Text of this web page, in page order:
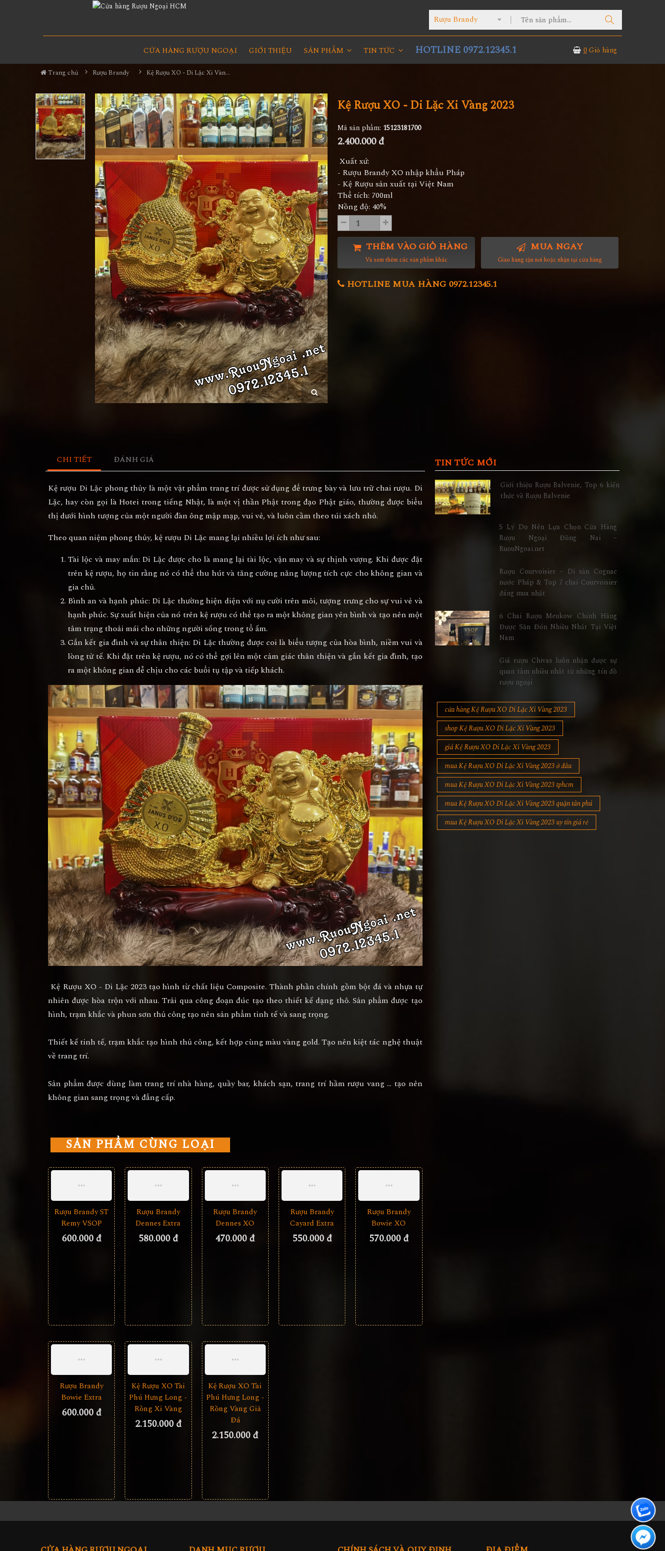
Rượu Brandy
CỬA HÀNG RƯỢU NGOẠI GIỚI THIỆU SẢN PHẨM TIN TỨC HOTLINE 0972.12345.1 0Giỏ hàng
Trang chủ Rượu Brandy Kệ Rượu XO - Di Lặc Xi Vàng 2023
Kệ Rượu XO - Di Lặc Xi Vàng 2023
Mã sản phẩm: 15123181700
2.400.000 đ
Xuất xứ:
- Rượu Brandy XO nhập khẩu Pháp
- Kệ Rượu sản xuất tại Việt Nam
Thể tích: 700ml
Nồng độ: 40%
THÊM VÀO GIỎ HÀNG
Và xem thêm các sản phẩm khác
MUA NGAY
Giao hàng tận nơi hoặc nhận tại cửa hàng
HOTLINE MUA HÀNG 0972.12345.1
CHI TIẾT ĐÁNH GIÁ
Kệ rượu Di Lặc phong thủy là một vật phẩm trang trí được sử dụng để trưng bày và lưu trữ chai rượu. Di
Lặc, hay còn gọi là Hotei trong tiếng Nhật, là một vị thần Phật trong đạo Phật giáo, thường được biểu
thị dưới hình tượng của một người đàn ông mập mạp, vui vẻ, và luôn cầm theo túi xách nhỏ.
Theo quan niệm phong thủy, kệ rượu Di Lặc mang lại nhiều lợi ích như sau:
Tài lộc và may mắn: Di Lặc được cho là mang lại tài lộc, vận may và sự thịnh vượng. Khi được đặt
trên kệ rượu, họ tin rằng nó có thể thu hút và tăng cường năng lượng tích cực cho không gian và
gia chủ.
Bình an và hạnh phúc: Di Lặc thường hiện diện với nụ cười trên môi, tượng trưng cho sự vui vẻ và
hạnh phúc. Sự xuất hiện của nó trên kệ rượu có thể tạo ra một không gian yên bình và tạo nên một
tâm trạng thoải mái cho những người sống trong tổ ấm.
Gắn kết gia đình và sự thân thiện: Di Lặc thường được coi là biểu tượng của hòa bình, niềm vui và
lòng tử tế. Khi đặt trên kệ rượu, nó có thể gợi lên một cảm giác thân thiện và gắn kết gia đình, tạo
ra một không gian dễ chịu cho các buổi tụ tập và tiếp khách.
Kệ Rượu XO - Di Lặc 2023 tạo hình từ chất liệu Composite. Thành phần chính gồm bột đá và nhựa tự
nhiên được hòa trộn với nhau. Trải qua công đoạn đúc tạo theo thiết kế dạng thô. Sản phẩm được tạo
hình, trạm khắc và phun sơn thủ công tạo nên sản phẩm tinh tế và sang trọng.
Thiết kế tinh tế, trạm khắc tạo hình thủ công, kết hợp cùng màu vàng gold. Tạo nên kiệt tác nghệ thuật
về trang trí.
Sản phẩm được dùng làm trang trí nhà hàng, quầy bar, khách sạn,trang trí hầm rượu vang… tạo nên
không gian sang trọng và đẳng cấp.
SẢN PHẨM CÙNG LOẠI
Kệ Rượu XO Tài
TIN TỨC MỚI
Giới thiệu Rượu Balvenie, Top 6 kiến
thức về Rượu Balvenie
5 Lý Do Nên Lựa Chọn Cửa Hàng
Rượu Ngoại Đồng Nai –
RuouNgoai.net
Rượu Courvoisier – Di sản Cognac
nước Pháp & Top 7 chai Courvoisier
đáng mua nhất
6 Chai Rượu Meukow Chính Hãng
Được Săn Đón Nhiều Nhất Tại Việt
Nam
Giá rượu Chivas luôn nhận được sự
quan tâm nhiều nhất từ những tín đồ
rượu ngoại
cửa hàng Kệ Rượu XO Di Lặc Xi Vàng 2023
shop Kệ Rượu XO Di Lặc Xi Vàng 2023
giá Kệ Rượu XO Di Lặc Xi Vàng 2023
mua Kệ Rượu XO Di Lặc Xi Vàng 2023 ở đâu
mua Kệ Rượu XO Di Lặc Xi Vàng 2023 tphcm
mua Kệ Rượu XO Di Lặc Xi Vàng 2023 quận tân phú
mua Kệ Rượu XO Di Lặc Xi Vàng 2023 uy tín giá rẻ